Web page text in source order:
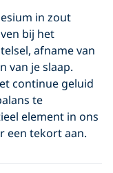
in zout
bij het
afname van
van je slaap.
continue geluid
te
element in ons
een tekort aan.